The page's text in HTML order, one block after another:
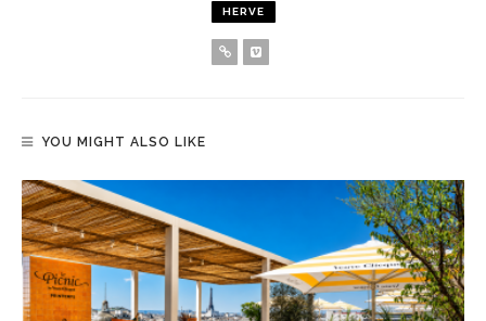
HERVE
YOU MIGHT ALSO LIKE